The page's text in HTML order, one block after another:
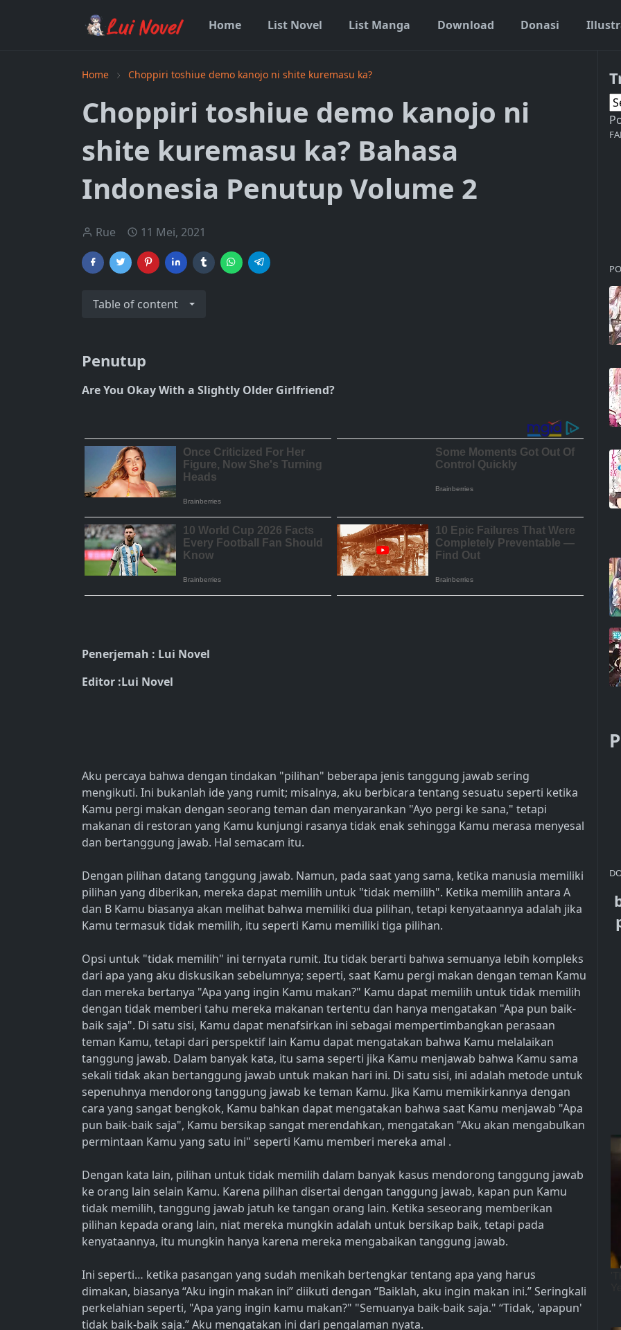
Home List Novel List Manga Download Donasi
Home Choppiri toshiue demo kanojo ni shite kuremasu ka?
Choppiri toshiue demo kanojo ni
shite kuremasu ka? Bahasa
Indonesia Penutup Volume 2
Rue 11 Mei, 2021
Table of content
Penutup
Are You Okay With a Slightly Older Girlfriend?
Penerjemah : Lui Novel
Editor :Lui Novel
Aku percaya bahwa dengan tindakan "pilihan" beberapa jenis tanggung jawab sering
mengikuti. Ini bukanlah ide yang rumit; misalnya, aku berbicara tentang sesuatu seperti ketika
Kamu pergi makan dengan seorang teman dan menyarankan "Ayo pergi ke sana," tetapi
makanan di restoran yang Kamu kunjungi rasanya tidak enak sehingga Kamu merasa menyesal
dan bertanggung jawab. Hal semacam itu.
Dengan pilihan datang tanggung jawab. Namun, pada saat yang sama, ketika manusia memiliki
pilihan yang diberikan, mereka dapat memilih untuk "tidak memilih". Ketika memilih antara A
dan B Kamu biasanya akan melihat bahwa memiliki dua pilihan, tetapi kenyataannya adalah jika
Kamu termasuk tidak memilih, itu seperti Kamu memiliki tiga pilihan.
Opsi untuk "tidak memilih" ini ternyata rumit. Itu tidak berarti bahwa semuanya lebih kompleks
dari apa yang aku diskusikan sebelumnya; seperti, saat Kamu pergi makan dengan teman Kamu
dan mereka bertanya "Apa yang ingin Kamu makan?" Kamu dapat memilih untuk tidak memilih
dengan tidak memberi tahu mereka makanan tertentu dan hanya mengatakan "Apa pun baik-
baik saja". Di satu sisi, Kamu dapat menafsirkan ini sebagai mempertimbangkan perasaan
teman Kamu, tetapi dari perspektif lain Kamu dapat mengatakan bahwa Kamu melalaikan
tanggung jawab. Dalam banyak kata, itu sama seperti jika Kamu menjawab bahwa Kamu sama
sekali tidak akan bertanggung jawab untuk makan hari ini. Di satu sisi, ini adalah metode untuk
sepenuhnya mendorong tanggung jawab ke teman Kamu. Jika Kamu memikirkannya dengan
cara yang sangat bengkok, Kamu bahkan dapat mengatakan bahwa saat Kamu menjawab "Apa
pun baik-baik saja", Kamu bersikap sangat merendahkan, mengatakan "Aku akan mengabulkan
permintaan Kamu yang satu ini" seperti Kamu memberi mereka amal .
Dengan kata lain, pilihan untuk tidak memilih dalam banyak kasus mendorong tanggung jawab
ke orang lain selain Kamu. Karena pilihan disertai dengan tanggung jawab, kapan pun Kamu
tidak memilih, tanggung jawab jatuh ke tangan orang lain. Ketika seseorang memberikan
pilihan kepada orang lain, niat mereka mungkin adalah untuk bersikap baik, tetapi pada
kenyataannya, itu mungkin hanya karena mereka mengabaikan tanggung jawab.
Ini seperti… ketika pasangan yang sudah menikah bertengkar tentang apa yang harus
dimakan, biasanya “Aku ingin makan ini” diikuti dengan “Baiklah, aku ingin makan ini.” Seringkali
perkelahian seperti, "Apa yang ingin kamu makan?" "Semuanya baik-baik saja." “Tidak, 'apapun'
tidak baik-baik saja.” Aku mengatakan ini dari pengalaman nyata.